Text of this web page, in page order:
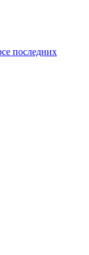
последних